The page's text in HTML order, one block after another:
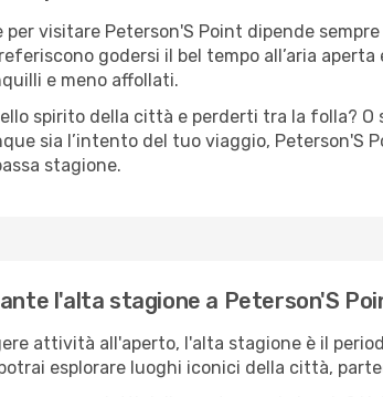
per visitare Peterson'S Point dipende
godersi il bel tempo all’aria
e meno affollati.
spirito della città e perderti tra la folla?
sia l’intento del tuo viaggio,
stagione.
l'alta stagione a Peterson'S
attività all'aperto, l'alta stagione è il
esplorare luoghi iconici della città,